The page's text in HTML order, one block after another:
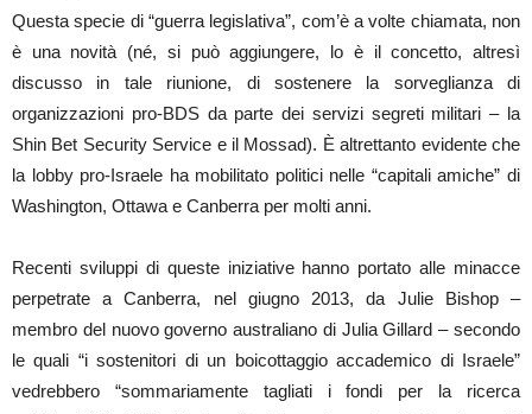
Questa specie di “guerra legislativa”, com’è a volte chiamata, non
è una novità (né, si può aggiungere, lo è il concetto, altresì
discusso in tale riunione, di sostenere la sorveglianza di
organizzazioni pro-BDS da parte dei servizi segreti militari – la
Shin Bet Security Service e il Mossad). È altrettanto evidente che
la lobby pro-Israele ha mobilitato politici nelle “capitali amiche” di
Washington, Ottawa e Canberra per molti anni.
Recenti sviluppi di queste iniziative hanno portato alle minacce
perpetrate a Canberra, nel giugno 2013, da Julie Bishop –
membro del nuovo governo australiano di Julia Gillard – secondo
le quali “i sostenitori di un boicottaggio accademico di Israele”
vedrebbero “sommariamente tagliati i fondi per la ricerca